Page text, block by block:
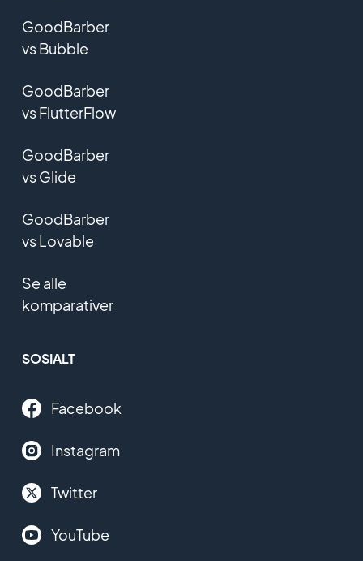
GoodBarber
vs Bubble
GoodBarber
vs FlutterFlow
GoodBarber
vs Glide
GoodBarber
vs Lovable
Se alle
komparativer
SOSIALT
Facebook
Instagram
Twitter
YouTube